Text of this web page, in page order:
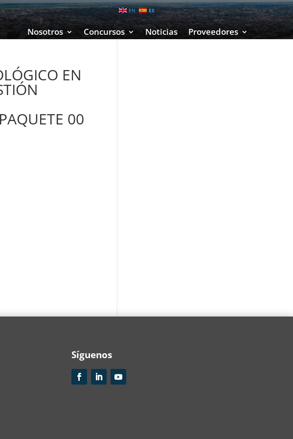
EN ES
Nosotros Concursos Noticias Proveedores
EN
00
Síguenos